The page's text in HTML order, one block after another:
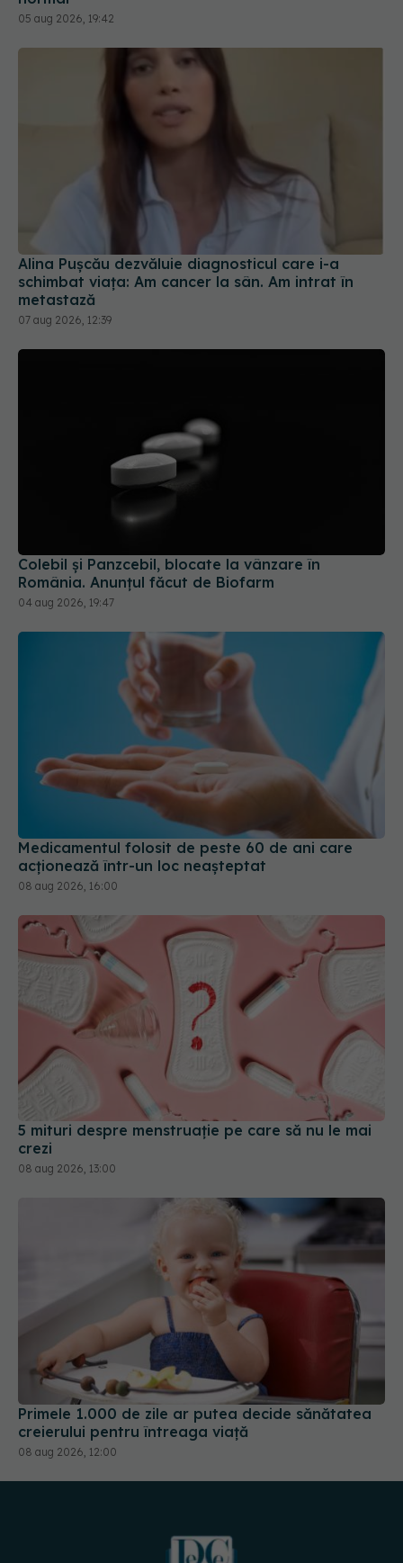
05 aug 2026, 19:42
Alina Pușcău dezvăluie diagnosticul care i-a
schimbat viața: Am cancer la sân. Am intrat în
metastază
07 aug 2026, 12:39
Colebil și Panzcebil, blocate la vânzare în
România. Anunțul făcut de Biofarm
04 aug 2026, 19:47
Medicamentul folosit de peste 60 de ani care
acționează într-un loc neașteptat
08 aug 2026, 16:00
5 mituri despre menstruație pe care să nu le mai
crezi
08 aug 2026, 13:00
Primele 1.000 de zile ar putea decide sănătatea
creierului pentru întreaga viață
08 aug 2026, 12:00